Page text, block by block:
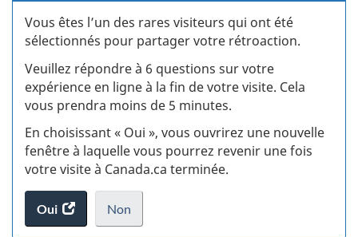
Vous êtes l’un des rares visiteurs qui ont été
sélectionnés pour partager votre rétroaction.
Veuillez répondre à 6 questions sur votre
expérience en ligne à la fin de votre visite. Cela
vous prendra moins de 5 minutes.
En choisissant « Oui », vous ouvrirez une nouvelle
fenêtre à laquelle vous pourrez revenir une fois
votre visite à Canada.ca terminée.
Oui
accéder
au
Non
je
.